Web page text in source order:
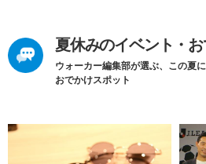
夏休みのイベント・
ウォーカー編集部が選ぶ、この夏
おでかけスポット